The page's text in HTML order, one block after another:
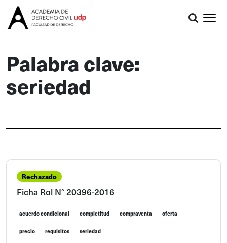
Palabra clave:
seriedad
Rechazado
Ficha Rol N° 20396-2016
acuerdo condicional completitud compraventa oferta
precio requisitos seriedad